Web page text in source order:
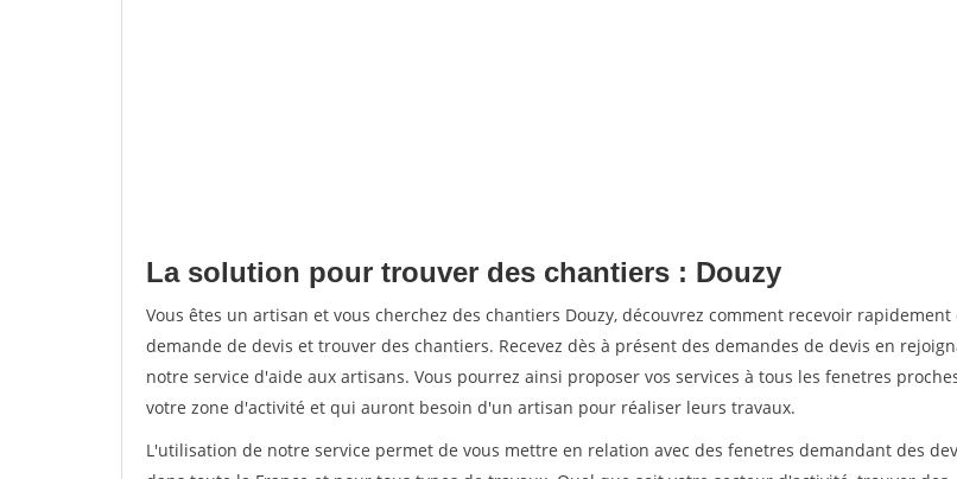
La solution pour trouver des chantiers : Douzy
Vous êtes un artisan et vous cherchez des chantiers Douzy, découvrez comment recevoir rapidement
demande de devis et trouver des chantiers. Recevez dès à présent des demandes de devis en
notre service d'aide aux artisans. Vous pourrez ainsi proposer vos services à tous les fenetres
votre zone d'activité et qui auront besoin d'un artisan pour réaliser leurs travaux.
L'utilisation de notre service permet de vous mettre en relation avec des fenetres demandant des